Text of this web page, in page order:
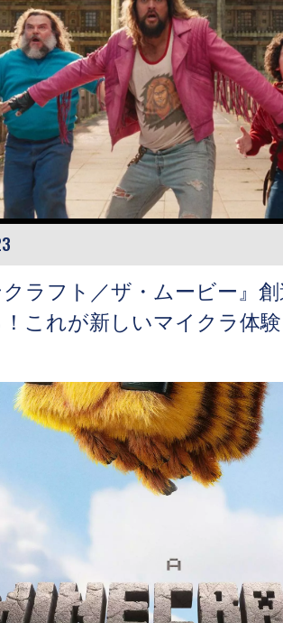
クラフト／ザ・ムービー』
！これが新しいマイクラ体